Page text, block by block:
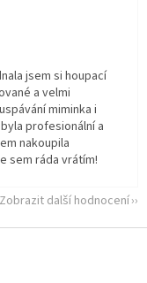
jsem si houpací
a velmi
miminka i
profesionální a
nakoupila
sem ráda vrátím!
Zobrazit další hodnocení